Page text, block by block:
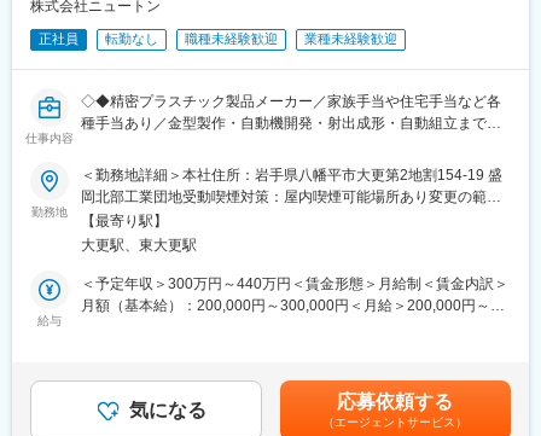
／2023年度）
◎賞与5.78カ月分支給（昨年度実績）
利用不可）
◎残業削減に力を入れており、ワークライフバランスを整えやす
◎＜働き方改革関連認定企業＞やまぐち健康経営認定企業／誰も
が活躍できるやまぐちの企業
■当社について：
当社は69年の歴史を持つ住宅設備機器総合メーカーです。
給湯器・空調機器・システムバスやキッチン・太陽熱温水器など
幅広い住宅設備を手掛けています。
優れた自社製品を各ニーズに合わせて提案してきた結果、給湯器
また近年は海外にもヒートポンプ式熱源機やガス給湯器の普及が
拡大しておりグローバルへCHOFUブランドを展開しています。
株式会社ニュートン
正社員 転勤なし 職種未経験歓迎 業種未経験歓迎
仕事内容
◇◆精密プラスチック製品メーカー／家族手当や住宅手当など各
種手当あり／金型製作・自動機開発・射出成形・自動組立まで自
■業務内容：
総務業務を中心に、環境マネジメントシステムの運用や設備管理
など、会社運営を支える幅広い業務を担当していただきます。
■業務詳細：
◇総務業務
◇社内規程・文書管理
◇福利厚生・社内行事の運営
◇環境ISO関連業務
◇廃棄物管理
勤務地
＜勤務地詳細＞本社住所：岩手県八幡平市大更第2地割154-19 盛
岡北部工業団地受動喫煙対策：屋内喫煙可能場所あり変更の範
囲：会社の定める事業所
【最寄り駅】
大更駅、東大更駅
給与
＜予定年収＞300万円～440万円＜賃金形態＞月給制＜賃金内訳＞
月額（基本給）：200,000円～300,000円＜月給＞200,000円～
目安の金額であり、選考を通じて上下する可能性があります。月
給(月額)は固定手当を含めた表記です。
気になる 応募依頼する
（エージェントサービス）